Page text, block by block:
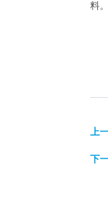
料。
上
下